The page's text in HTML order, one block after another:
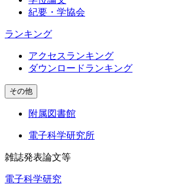
紀要・学協会
ランキング
アクセスランキング
ダウンロードランキング
その他
附属図書館
電子科学研究所
雑誌発表論文等
電子科学研究